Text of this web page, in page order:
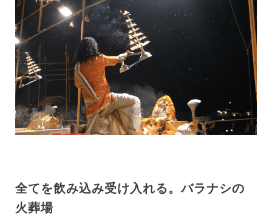
全てを飲み込み受け入れる。バラナシの
火葬場